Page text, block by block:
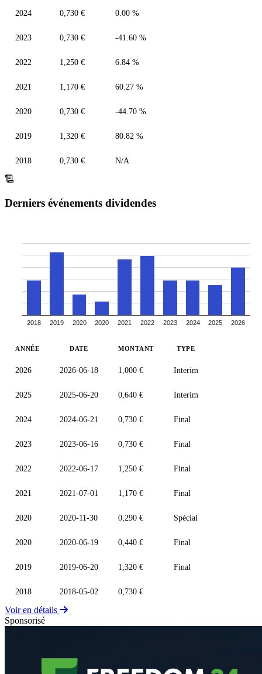
2024 0,730 € 0.00 %
2023 0,730 € -41.60 %
2022 1,250 € 6.84 %
2021 1,170 € 60.27 %
2020 0,730 € -44.70 %
2019 1,320 € 80.82 %
2018 0,730 € N/A
Derniers événements dividendes
2018 2019 2020 2020 2021 2022 2023 2024 2025 2026
ANNÉE DATE MONTANT TYPE
2026 2026-06-18 1,000 € Interim
2025 2025-06-20 0,640 € Interim
2024 2024-06-21 0,730 € Final
2023 2023-06-16 0,730 € Final
2022 2022-06-17 1,250 € Final
2021 2021-07-01 1,170 € Final
2020 2020-11-30 0,290 € Spécial
2020 2020-06-19 0,440 € Final
2019 2019-06-20 1,320 € Final
2018 2018-05-02 0,730 €
Voir en détails
Sponsorisé